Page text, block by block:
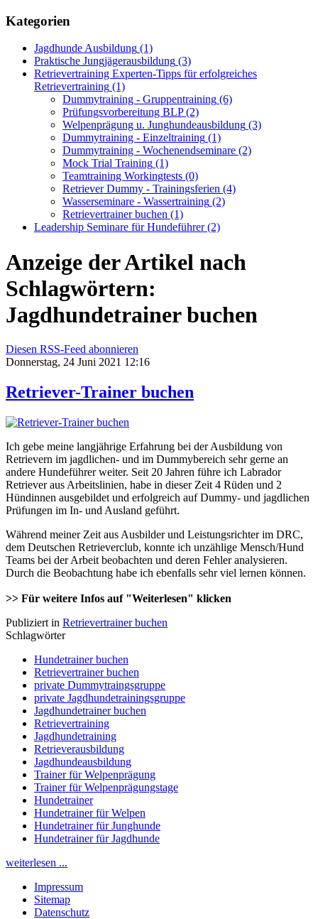
Kategorien
Jagdhunde Ausbildung (1)
Praktische Jungjägerausbildung (3)
Retrievertraining Experten-Tipps für erfolgreiches
Retrievertraining (1)
Dummytraining - Gruppentraining (6)
Prüfungsvorbereitung BLP(2)
Welpenprägung u. Junghundeausbildung (3)
Dummytraining - Einzeltraining (1)
Dummytraining - Wochenendseminare (2)
Mock Trial Training (1)
Teamtraining Workingtests (0)
Retriever Dummy - Trainingsferien (4)
Wasserseminare - Wassertraining (2)
Retrievertrainer buchen (1)
Leadership Seminare für Hundeführer(2)
Anzeige der Artikel nach
Schlagwörtern:
Jagdhundetrainer buchen
Diesen RSS-Feed abonnieren
Donnerstag, 24 Juni 2021 12:16
Retriever-Trainer buchen
Ich gebe meine langjährige Erfahrung bei der Ausbildung von
Retrievern im jagdlichen- und im Dummybereich sehr gerne an
andere Hundeführer weiter. Seit 20 Jahren führe ich Labrador
Retriever aus Arbeitslinien, habe in dieser Zeit 4 Rüden und 2
Hündinnen ausgebildet und erfolgreich auf Dummy- und jagdlichen
Prüfungen im In- und Ausland geführt.
Während meiner Zeit aus Ausbilder und Leistungsrichter im DRC,
dem Deutschen Retrieverclub, konnte ich unzählige Mensch/Hund
Teams bei der Arbeit beobachten und deren Fehler analysieren.
Durch die Beobachtung habe ich ebenfalls sehr viel lernen können.
>> Für weitere Infos auf "Weiterlesen" klicken
Publiziert in Retrievertrainer buchen
Schlagwörter
Hundetrainer buchen
Retrievertrainer buchen
private Dummytraingsgruppe
private Jagdhundetrainingsgruppe
Jagdhundetrainer buchen
Retrievertraining
Jagdhundetraining
Retrieverausbildung
Jagdhundeausbildung
Trainer für Welpenprägung
Trainer für Welpenprägungstage
Hundetrainer
Hundetrainer für Welpen
Hundetrainer für Junghunde
Hundetrainer für Jagdhunde
weiterlesen ...
Impressum
Sitemap
Datenschutz